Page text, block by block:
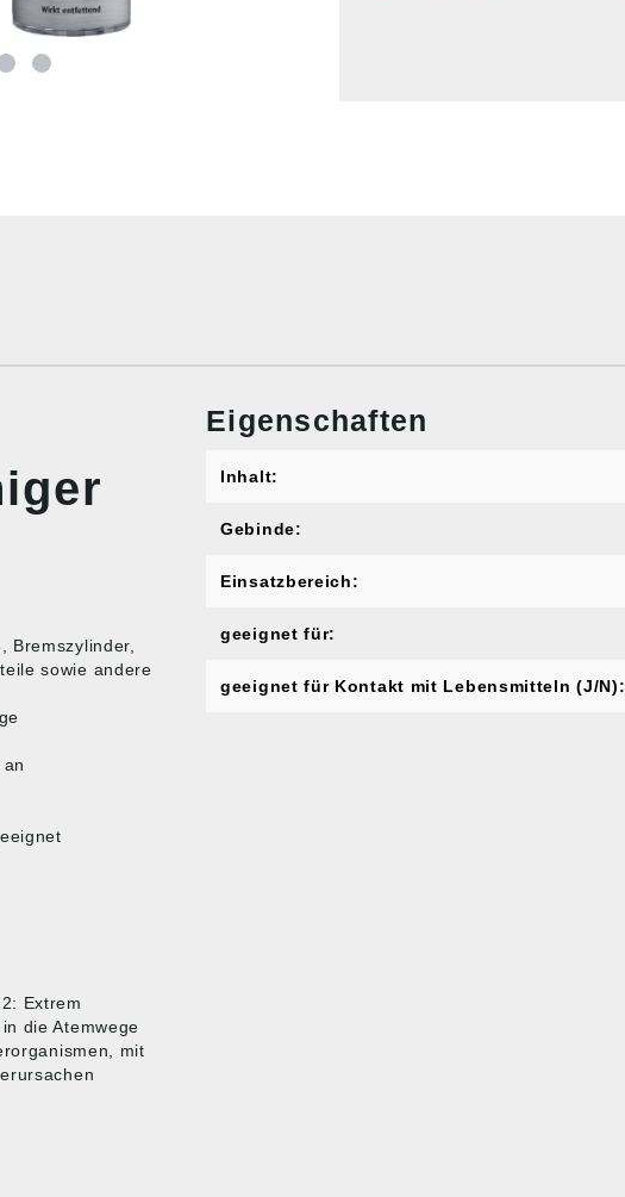
Bremszylinder,
sowie andere
Extrem
die Atemwege
mit
Eigenschaften
Inhalt:
Gebinde:
Einsatzbereich:
geeignet für:
geeignet für Kontakt mit Lebensmitteln (J/N):